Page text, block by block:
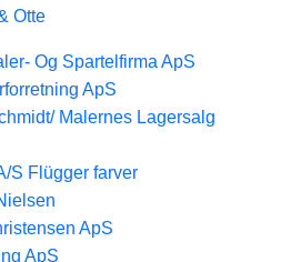
Otte
Og Spartelfirma ApS
ApS
Malernes Lagersalg
S Flügger farver
ApS
ApS